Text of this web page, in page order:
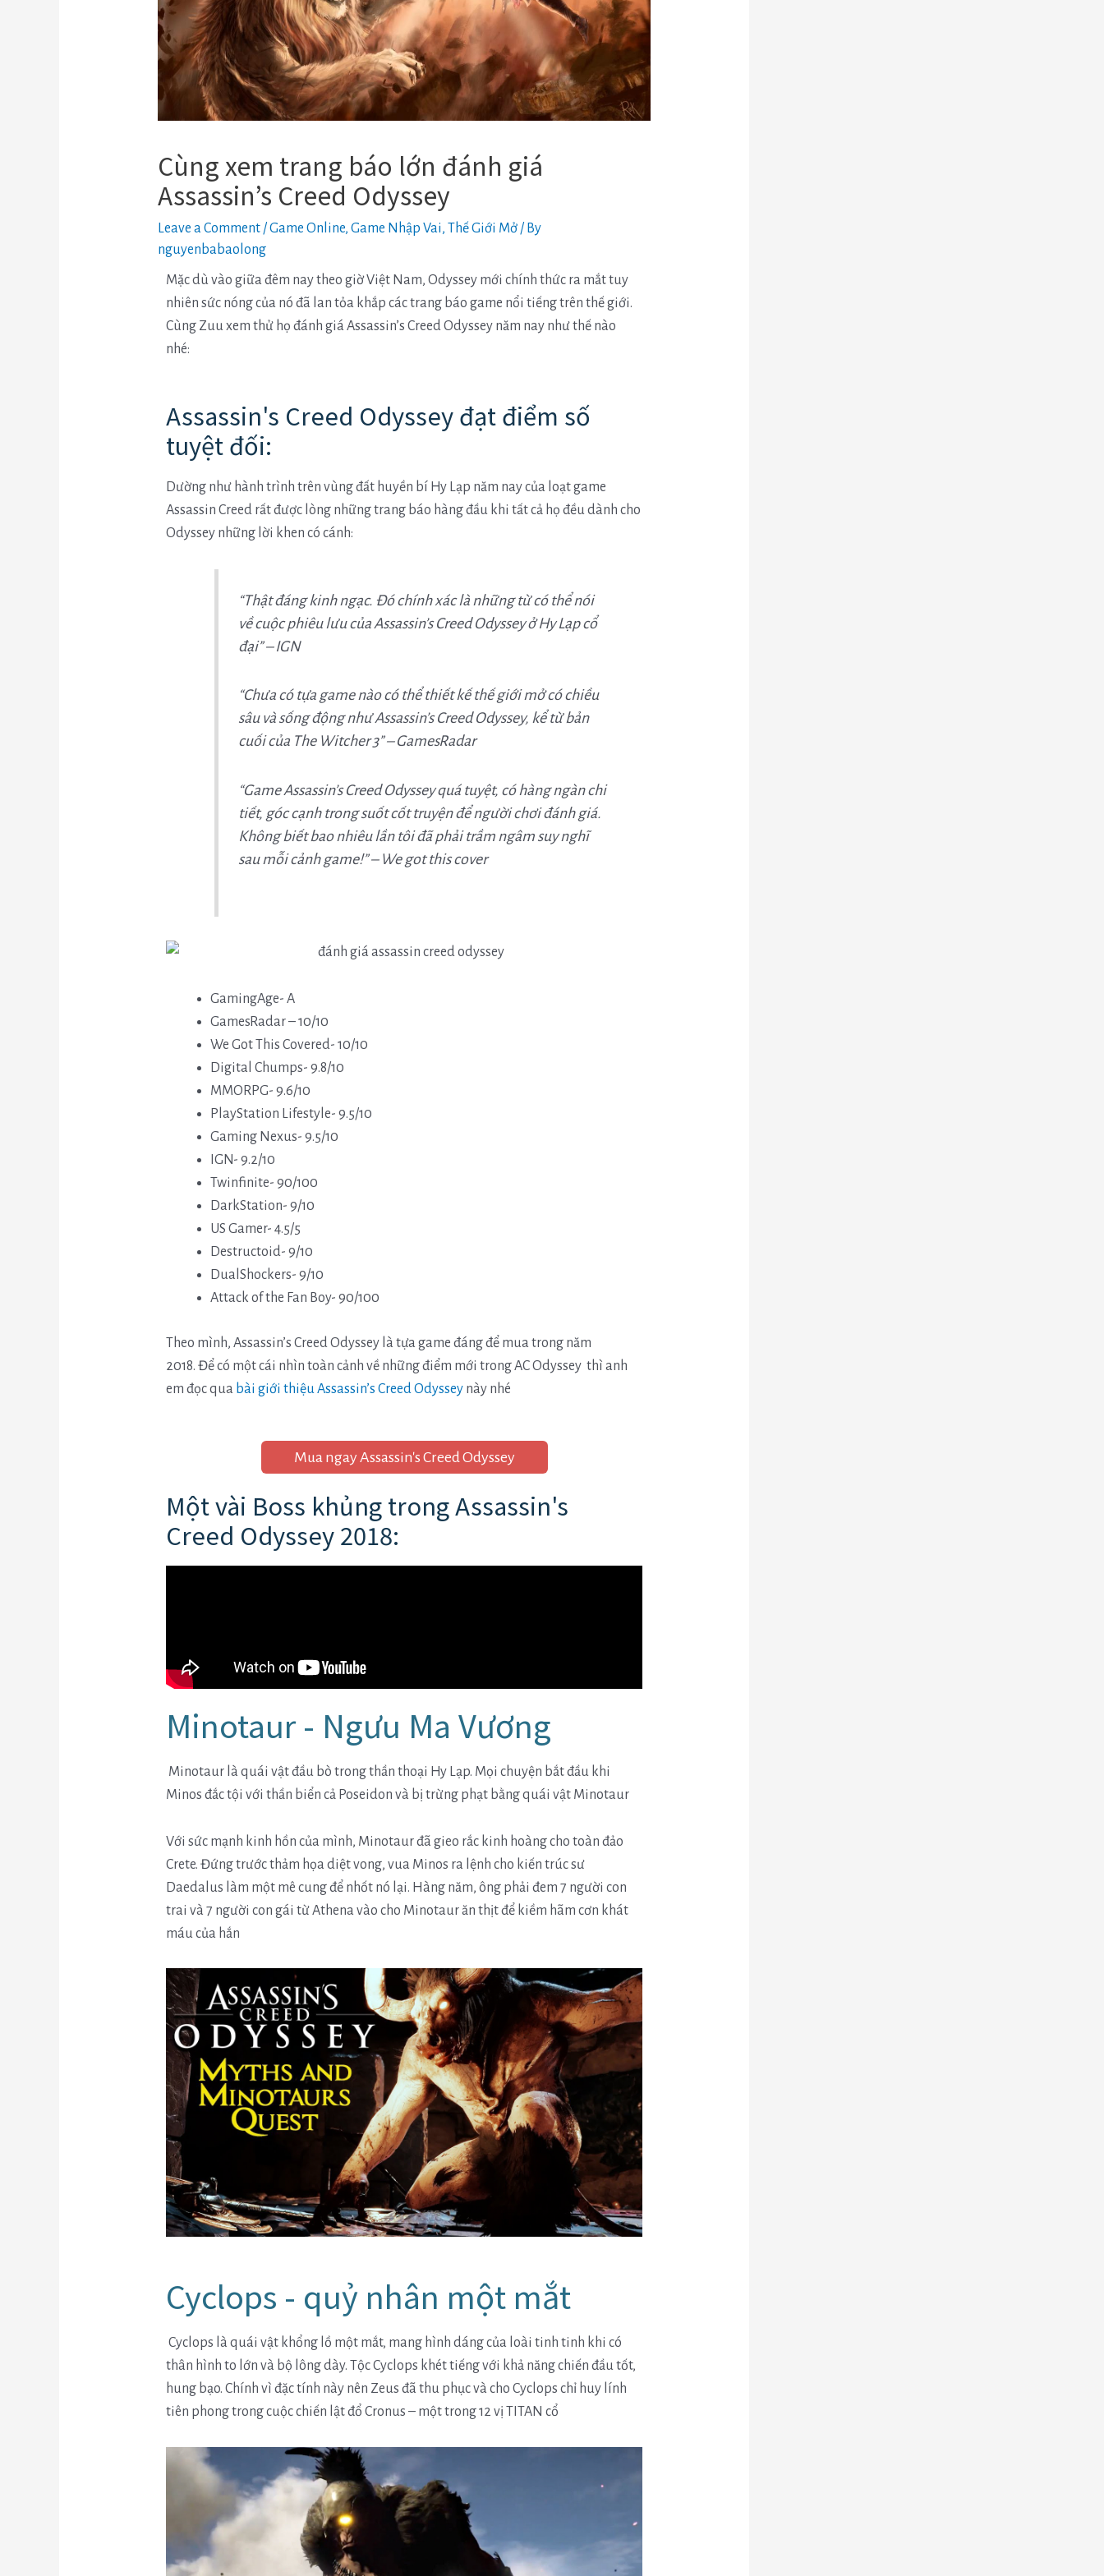
Cùng xem trang báo lớn đánh giá
Assassin’s Creed Odyssey
Leave a Comment /Game Online,Game Nhập Vai,Thế Giới Mở / By
nguyenbabaolong
Mặc dù vào giữa đêm nay theo giờ Việt Nam, Odyssey mới chính thức ra mắt tuy
nhiên sức nóng của nó đã lan tỏa khắp các trang báo game nổi tiếng trên thế giới.
Cùng Zuu xem thử họ đánh giá Assassin’s Creed Odyssey năm nay như thế nào
nhé:
Assassin's Creed Odyssey đạt điểm số
tuyệt đối:
Dường như hành trình trên vùng đất huyền bí Hy Lạp năm nay của loạt game
Assassin Creed rất được lòng những trang báo hàng đầu khi tất cả họ đều dành cho
Odyssey những lời khen có cánh:
“Thật đáng kinh ngạc. Đó chính xác là những từ có thể nói
về cuộc phiêu lưu của Assassin’s Creed Odyssey ở Hy Lạp cổ
đại” – IGN
“Chưa có tựa game nào có thể thiết kế thế giới mở có chiều
sâu và sống động như Assassin’s Creed Odyssey, kể từ bản
cuối của The Witcher 3” – GamesRadar
“Game Assassin’s Creed Odyssey quá tuyệt, có hàng ngàn chi
tiết, góc cạnh trong suốt cốt truyện để người chơi đánh giá.
Không biết bao nhiêu lần tôi đã phải trầm ngâm suy nghĩ
sau mỗi cảnh game!” –We got this cover
GamingAge- A
GamesRadar – 10/10
We Got This Covered- 10/10
Digital Chumps- 9.8/10
MMORPG- 9.6/10
PlayStation Lifestyle- 9.5/10
Gaming Nexus- 9.5/10
IGN- 9.2/10
Twinfinite- 90/100
DarkStation- 9/10
US Gamer- 4.5/5
Destructoid- 9/10
DualShockers- 9/10
Attack of the Fan Boy- 90/100
Theo mình, Assassin’s Creed Odyssey là tựa game đáng để mua trong năm
2018. Để có một cái nhìn toàn cảnh về những điểm mới trong AC Odyssey thì anh
em đọc qua bài giới thiệu Assassin’s Creed Odyssey này nhé
Mua ngay Assassin's Creed Odyssey
Một vài Boss khủng trong Assassin's
Creed Odyssey 2018:
Minotaur - Ngưu Ma Vương
Minotaur là quái vật đầu bò trong thần thoại Hy Lạp. Mọi chuyện bắt đầu khi
Minos đắc tội với thần biển cả Poseidon và bị trừng phạt bằng quái vật Minotaur
Với sức mạnh kinh hồn của mình, Minotaur đã gieo rắc kinh hoàng cho toàn đảo
Crete. Đứng trước thảm họa diệt vong, vua Minos ra lệnh cho kiến trúc sư
Daedalus làm một mê cung để nhốt nó lại. Hàng năm, ông phải đem 7 người con
trai và 7 người con gái từ Athena vào cho Minotaur ăn thịt để kiềm hãm cơn khát
máu của hắn
Cyclops - quỷ nhân một mắt
Cyclops là quái vật khổng lồ một mắt, mang hình dáng của loài tinh tinh khi có
thân hình to lớn và bộ lông dày. Tộc Cyclops khét tiếng với khả năng chiến đầu tốt,
hung bạo. Chính vì đặc tính này nên Zeus đã thu phục và cho Cyclops chỉ huy lính
tiên phong trong cuộc chiến lật đổ Cronus – một trong 12 vị TITAN cổ